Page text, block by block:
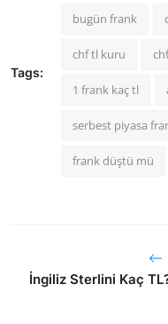
Tags:
bugün frank
chf tl kuru
1 frank kaç tl
serbest piyasa
frank düştü mü
İngiliz Sterlini Kaç